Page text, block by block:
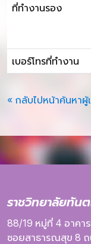
ที่ทำงานรอง
เบอร์โทรที่ทำงาน
« กลับไปหน้าค้นหา
ราชวิทยาลัยทัน
88/19 หมู่ที่ 4 อาคา
ซอยสาธารณสุข 8